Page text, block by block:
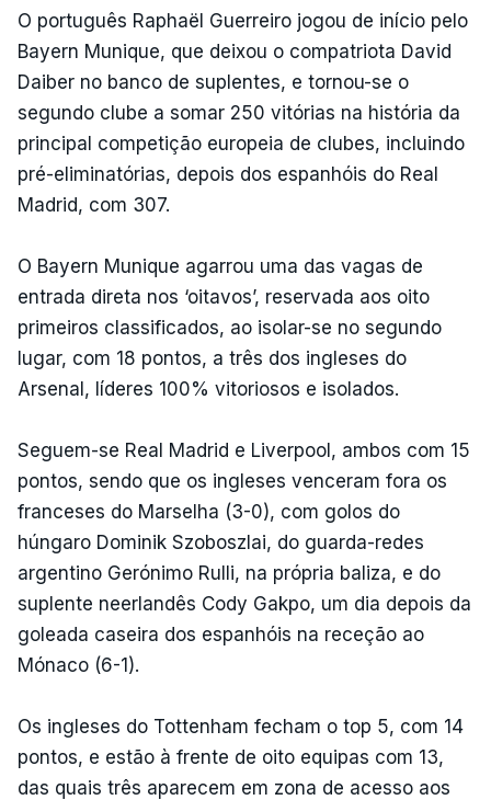
O português Raphaël Guerreiro jogou de início pelo
Bayern Munique, que deixou o compatriota David
Daiber no banco de suplentes, e tornou-se o
segundo clube a somar 250 vitórias na história da
principal competição europeia de clubes, incluindo
pré-eliminatórias, depois dos espanhóis do Real
Madrid, com 307.
O Bayern Munique agarrou uma das vagas de
entrada direta nos ‘oitavos’, reservada aos oito
primeiros classificados, ao isolar-se no segundo
lugar, com 18 pontos, a três dos ingleses do
Arsenal, líderes 100% vitoriosos e isolados.
Seguem-se Real Madrid e Liverpool, ambos com 15
pontos, sendo que os ingleses venceram fora os
franceses do Marselha (3-0), com golos do
húngaro Dominik Szoboszlai, do guarda-redes
argentino Gerónimo Rulli, na própria baliza, e do
suplente neerlandês Cody Gakpo, um dia depois da
goleada caseira dos espanhóis na receção ao
Mónaco (6-1).
Os ingleses do Tottenham fecham o top 5, com 14
pontos, e estão à frente de oito equipas com 13,
das quais três aparecem em zona de acesso aos